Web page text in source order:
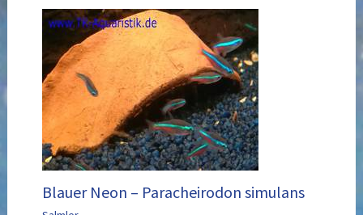
Blauer Neon – Paracheirodon simulans